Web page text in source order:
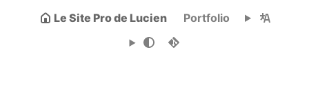
Le Site Pro de Lucien Portfolio